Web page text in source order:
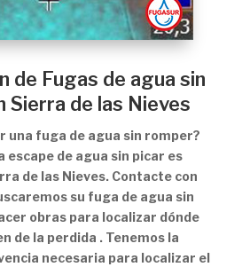
de Fugas de agua sin
Sierra de las Nieves
una fuga de agua sin romper?
escape de agua sin picar es
de las Nieves. Contacte con
su fuga de agua sin
obras para localizar dónde
de la perdida . Tenemos la
necesaria para localizar el